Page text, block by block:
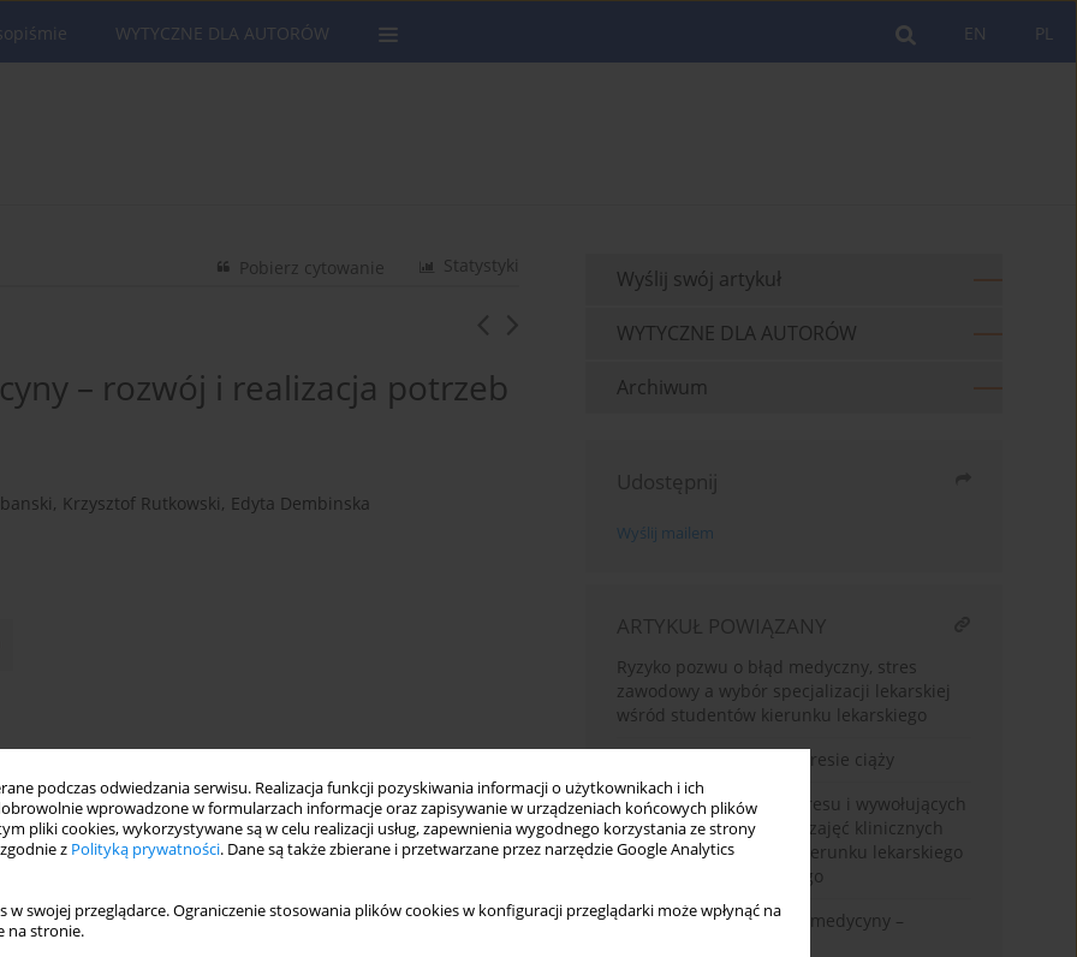
podczas odwiedzania serwisu. Realizacja funkcji pozyskiwania informacji o użytkownikach i ich
wprowadzone w formularzach informacje oraz zapisywanie w urządzeniach końcowych plików
pliki cookies, wykorzystywane są w celu realizacji usług, zapewnienia wygodnego korzystania ze strony
z Polityką prywatności. Dane są także zbierane i przetwarzane przez narzędzie Google Analytics
w swojej przeglądarce. Ograniczenie stosowania plików cookies w konfiguracji przeglądarki może wpłynąć na
na stronie.
PL
EN
WYTYCZNE DLA AUTORÓW
Statystyki
Pobierz cytowanie
– rozwój i realizacja potrzeb
, Krzysztof Rutkowski, Edyta Dembinska
as well as own sexual health of medical doctors
about their sexual disorders. Therefore the authors
health and development of Medical Faculty students.
and sex life of IVth grade medical students. Methods. We
Wyślij swój artykuł
WYTYCZNE DLA AUTORÓW
Archiwum
Udostępnij
Wyślij mailem
ARTYKUŁ POWIĄZANY
Ryzyko pozwu o błąd medyczny, stres
zawodowy a wybór specjalizacji lekarskiej
wśród studentów kierunku lekarskiego
Seksualność kobiet w okresie ciąży
Porównanie poziomu stresu i wywołujących
go czynników w okresie zajęć klinicznych
pomiędzy studentami kierunku lekarskiego
i lekarsko-dentystycznego
Seksualność studentów medycyny –